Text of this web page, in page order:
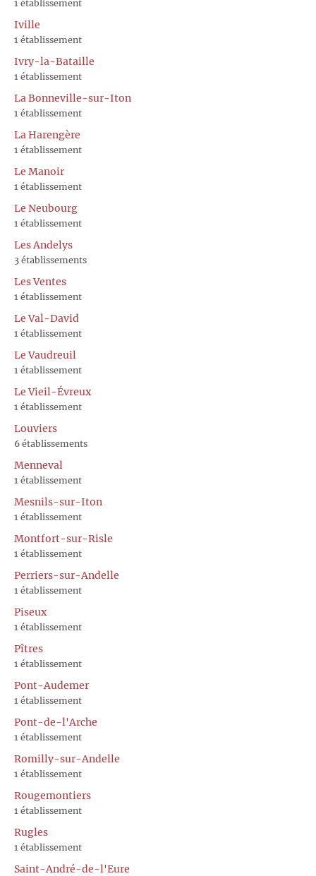
1 établissement
Iville
1 établissement
Ivry-la-Bataille
1 établissement
La Bonneville-sur-Iton
1 établissement
La Harengère
1 établissement
Le Manoir
1 établissement
Le Neubourg
1 établissement
Les Andelys
3 établissements
Les Ventes
1 établissement
Le Val-David
1 établissement
Le Vaudreuil
1 établissement
Le Vieil-Évreux
1 établissement
Louviers
6 établissements
Menneval
1 établissement
Mesnils-sur-Iton
1 établissement
Montfort-sur-Risle
1 établissement
Perriers-sur-Andelle
1 établissement
Piseux
1 établissement
Pîtres
1 établissement
Pont-Audemer
1 établissement
Pont-de-l'Arche
1 établissement
Romilly-sur-Andelle
1 établissement
Rougemontiers
1 établissement
Rugles
1 établissement
Saint-André-de-l'Eure